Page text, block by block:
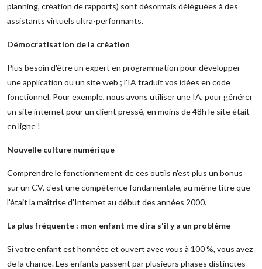
planning, création de rapports) sont désormais déléguées à des
assistants virtuels ultra-performants.
Démocratisation de la création
Plus besoin d'être un expert en programmation pour développer
une application ou un site web ; l'IA traduit vos idées en code
fonctionnel. Pour exemple, nous avons utiliser une IA, pour générer
un site internet pour un client pressé, en moins de 48h le site était
en ligne !
Nouvelle culture numérique
Comprendre le fonctionnement de ces outils n'est plus un bonus
sur un CV, c'est une compétence fondamentale, au même titre que
l'était la maîtrise d'Internet au début des années 2000.
La plus fréquente : mon enfant me dira s'il y a un problème
Si votre enfant est honnête et ouvert avec vous à 100 %, vous avez
de la chance. Les enfants passent par plusieurs phases distinctes